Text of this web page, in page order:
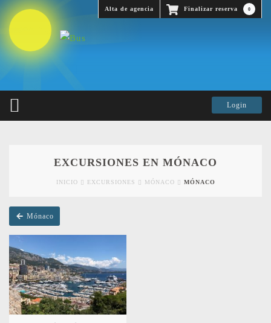
Finalizar reserva 0
Alta de agencia
EXCURSIONES EN MÓNACO
INICIO EXCURSIONES MÓNACO MÓNACO
Mónaco